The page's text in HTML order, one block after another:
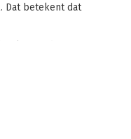
Dat betekent dat
simpel-is-beter